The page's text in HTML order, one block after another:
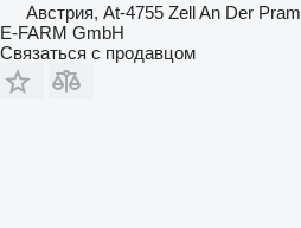
Австрия, At-4755 Zell An Der Pram
E-FARM GmbH
Связаться с продавцом